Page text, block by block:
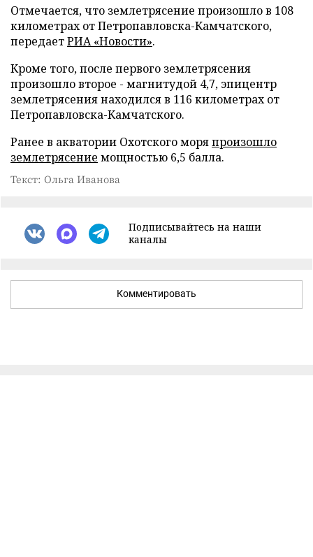
Отмечается, что землетрясение произошло в 108
километрах от Петропавловска-Камчатского,
передаетРИА «Новости».
Кроме того, после первого землетрясения
произошло второе - магнитудой 4,7, эпицентр
землетрясения находился в 116 километрах от
Петропавловска-Камчатского.
Ранее в акватории Охотского моряпроизошло
землетрясение мощностью 6,5 балла.
Текст: Ольга Иванова
Подписывайтесь на наши
каналы
Комментировать